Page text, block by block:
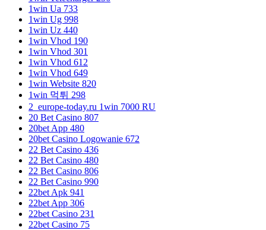
1win Ua 733
1win Ug 998
1win Uz 440
1win Vhod 190
1win Vhod 301
1win Vhod 612
1win Vhod 649
1win Website 820
1win 먹튀 298
2_europe-today.ru 1win 7000 RU
20 Bet Casino 807
20bet App 480
20bet Casino Logowanie 672
22 Bet Casino 436
22 Bet Casino 480
22 Bet Casino 806
22 Bet Casino 990
22bet Apk 941
22bet App 306
22bet Casino 231
22bet Casino 75